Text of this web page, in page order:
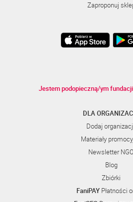
Zaproponuj
Jestem podopieczną/ym
DLA
Dodaj
Materiały
Newsletter NGO
Blog
Zbiórki
FaniPAY Płatności